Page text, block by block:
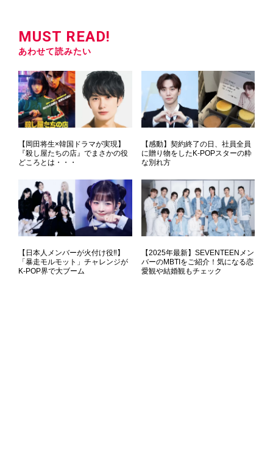
MUST READ!
あわせて読みたい
【岡田将生×韓国ドラマが実現】
『殺し屋たちの店』でまさかの役
どころとは・・・
【感動】契約終了の日、社員全員
に贈り物をしたK-POPスターの粋
な別れ方
【日本人メンバーが火付け役‼】
「暴走モルモット」チャレンジが
K-POP界で大ブーム
【2025年最新】SEVENTEENメン
バーのMBTIをご紹介！気になる恋
愛観や結婚観もチェック